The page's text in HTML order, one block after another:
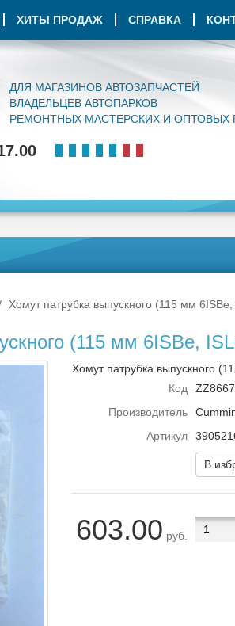
ХИТЫ ПРОДАЖ СПРАВКА
ДЛЯ МАГАЗИНОВ АВТОЗАПЧАСТЕЙ
ВЛАДЕЛЬЦЕВ АВТОПАРКОВ
РЕМОНТНЫХ МАСТЕРСКИХ И ОПТОВЫХ
Хомут патрубка выпускного (115 мм
(115 мм 6ISBe,
Хомут патрубка выпускного
Код
Производитель
Артикул
В
603.00 руб.